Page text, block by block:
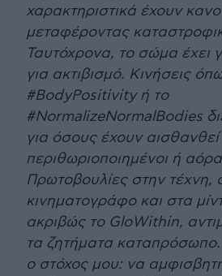
χαρακτηριστικά έχουν
μεταφέροντας
Ταυτόχρονα, το σώμα έχει
για ακτιβισμό. Κινήσεις
#BodyPositivity ή το
#NormalizeNormalBodies
για όσους έχουν αισθανθεί
περιθωριοποιημένοι ή
Πρωτοβουλίες στην τέχνη,
κινηματογράφο και στα
ακριβώς το GloWithin,
τα ζητήματα καταπρόσωπο.
ο στόχος μου: να